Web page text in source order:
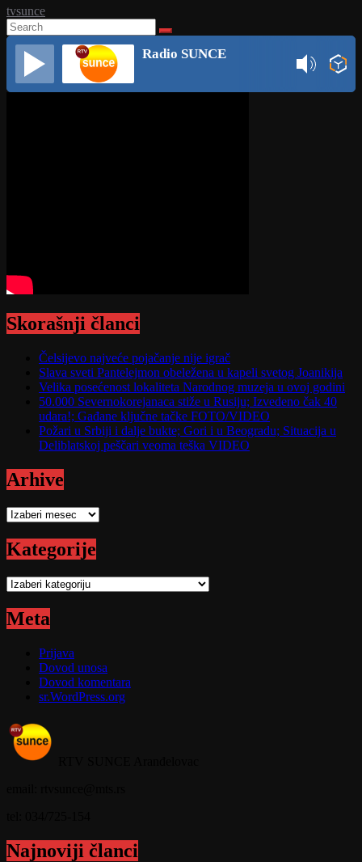
tvsunce
Radio SUNCE
Skorašnji članci
Čelsijevo najveće pojačanje nije igrač
Slava sveti Pantelejmon obeležena u kapeli svetog Joanikija
Velika posećenost lokaliteta Narodnog muzeja u ovoj godini
50.000 Severnokorejanaca stiže u Rusiju; Izvedeno čak 40
udara!; Gađane ključne tačke FOTO/VIDEO
Požari u Srbiji i dalje bukte; Gori i u Beogradu; Situacija u
Deliblatskoj peščari veoma teška VIDEO
Arhive
Arhive
Kategorije
Kategorije
Meta
Prijava
Dovod unosa
Dovod komentara
sr.WordPress.org
Najnoviji članci